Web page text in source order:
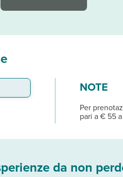
NOTE
Per
pari a € 55
da non